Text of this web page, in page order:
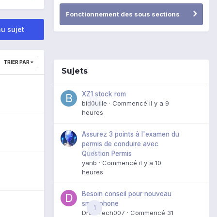
sujet
TRIER PAR
Fonctionnement des sous sections
Sujets
0
XZ1 stock rom
bid0uille · Commencé il y a 9
heures
0
Assurez 3 points à l'examen du
permis de conduire avec
Question Permis
yanb · Commencé il y a 10
heures
1
Besoin conseil pour nouveau
smartphone
DroidTech007 · Commencé 31